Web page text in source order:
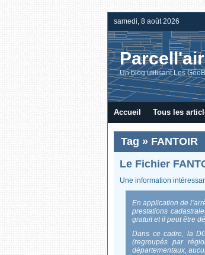
samedi, 8 août 2026
Parcell'air
Un blog utilisant Les
Accueil Tous les
Tag » FANTOIR
Le Fichier
Une information
En application de
prestations
gratuit et il peut être
Dans ce cadre, la
(regroupés par
départementaux,